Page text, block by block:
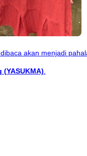
akan menjadi